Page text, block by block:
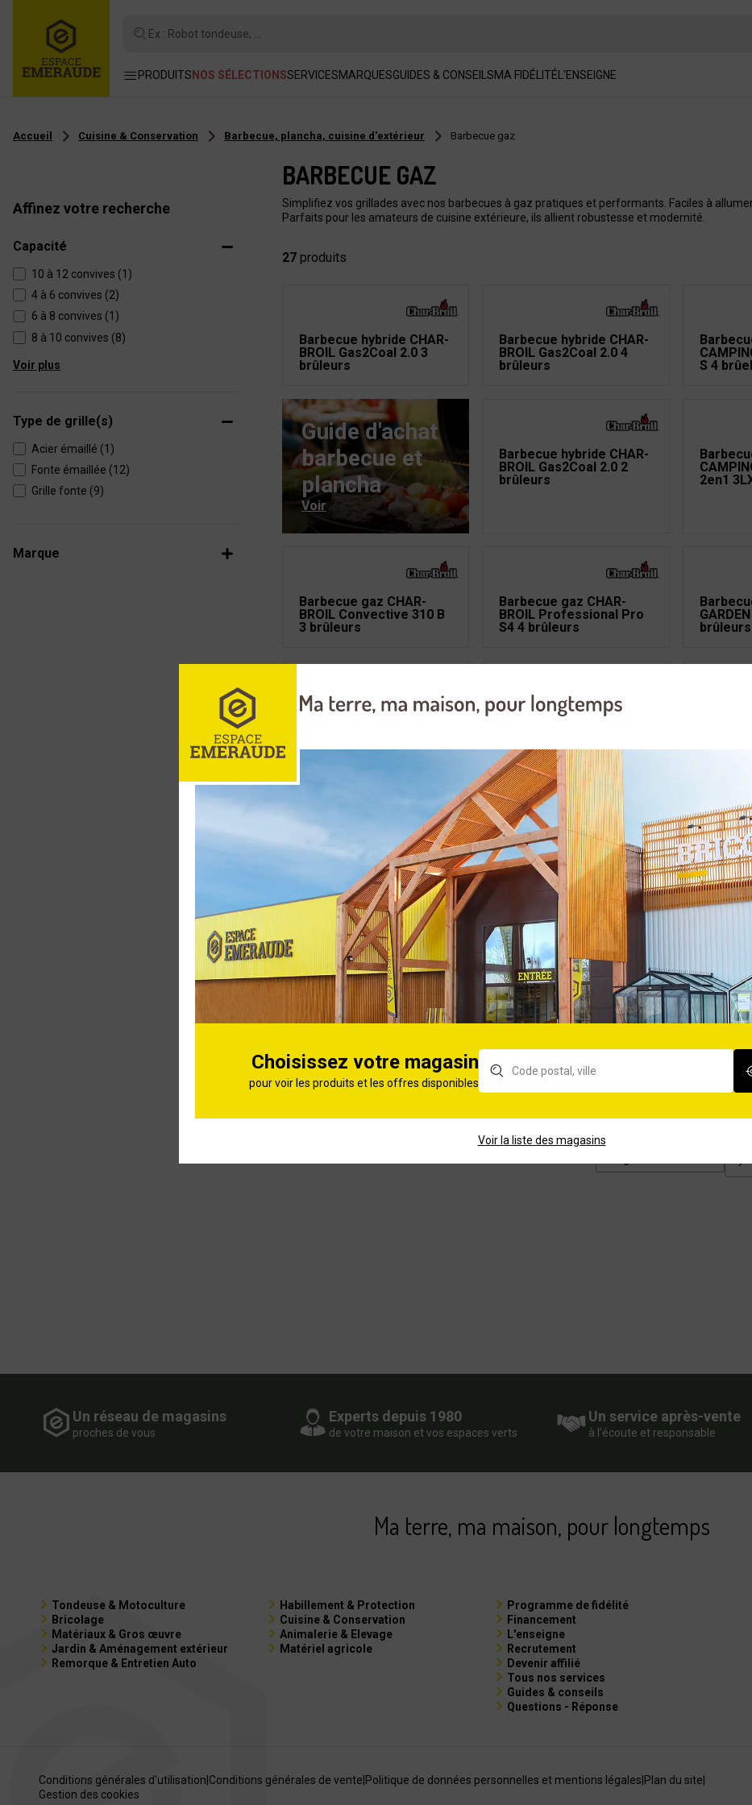
Ex : Robot tondeuse, ...
PRODUITS NOS SÉLECTIONSSERVICESMARQUESGUIDES & CONSEILSMA FIDÉLITÉL'ENSEIGNE
Accueil Cuisine & Conservation Barbecue, plancha, cuisine d'extérieur Barbecue gaz
Affinez votre recherche
Capacité
10 à 12 convives (1)
4 à 6 convives (2)
6 à 8 convives (1)
8 à 10 convives (8)
Voir plus
Type de grille(s)
Acier émaillé (1)
Fonte émaillée (12)
Grille fonte (9)
Marque
BARBECUE GAZ
Simplifiez vos grillades avec nos barbecues à gaz pratiques et performants. Faciles à
Parfaits pour les amateurs de cuisine extérieure, ils allient robustesse et modernité.
27 produits
Barbecue hybride CHAR-
BROIL Gas2Coal 2.0 3
brûleurs
Barbecue hybride CHAR-
BROIL Gas2Coal 2.0 4
brûleurs
S 4
Guide d'achat
barbecue et
plancha
Voir
Barbecue hybride CHAR-
BROIL Gas2Coal 2.0 2
brûleurs
2en1
Barbecue gaz CHAR-
BROIL Convective 310 B
3 brûleurs
Barbecue gaz CHAR-
BROIL Professional Pro
S4 4 brûleurs
brûleurs
Barbecue gaz
Barbecue gaz CHAR-
Barbecue gaz
CAMPINGAZ 3 Series
Classic WLD 2en1 3
Barbecue gaz
CAMPINGAZ 4 Series
Classic WLD 4 brûleurs
W 4
Barbecue gaz
CAMPINGAZ Serie
classic LXS 4 brûleurs
Barbecue gaz CHAR-
BROIL Essential 3G 3
brûleurs
BROIL
brûleurs
Barbecue gaz COOK'IN
GARDEN 3 brûleurs
Un réseau de magasins
proches de vous
Experts depuis 1980
de votre maison et vos espaces verts
Un service après-vente
à l’écoute et responsable
Ma terre, ma maison, pour longtemps
Tondeuse & Motoculture
Bricolage
Matériaux & Gros œuvre
Jardin & Aménagement extérieur
Remorque & Entretien Auto
Habillement & Protection
Cuisine & Conservation
Animalerie & Elevage
Matériel agricole
Programme de fidélité
Financement
L'enseigne
Recrutement
Devenir affilié
Tous nos services
Guides & conseils
Questions - Réponse
Conditions générales d'utilisation Conditions générales de vente Politique de données personnelles et mentions légales Plan du site
Gestion des cookies
Choisissez votre magasin
pour voir les produits et les offres disponibles
Voir la liste des magasins